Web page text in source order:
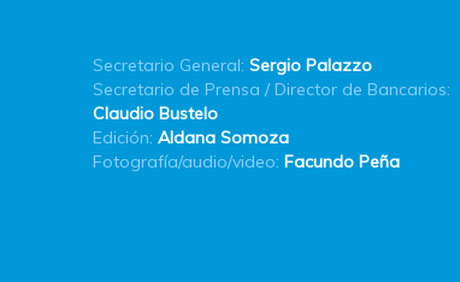
Secretario General: Sergio Palazzo
Secretario de Prensa / Director de Bancarios:
Claudio Bustelo
Edición: Aldana Somoza
Fotografía/audio/video: Facundo Peña